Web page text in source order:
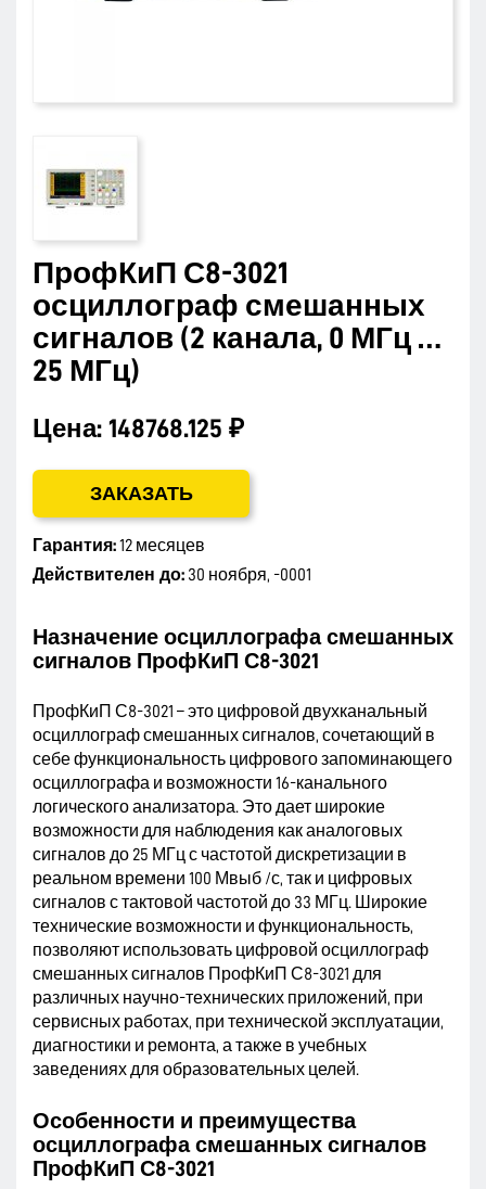
ПрофКиП С8-3021
осциллограф смешанных
сигналов (2 канала, 0 МГц …
25 МГц)
Цена: 148768.125 ₽
ЗАКАЗАТЬ
Гарантия:12 месяцев
Действителен до: 30 ноября, -0001
Назначение осциллографа смешанных
сигналов ПрофКиП С8-3021
ПрофКиП С8-3021 – это цифровой двухканальный
осциллограф смешанных сигналов, сочетающий в
себе функциональность цифрового запоминающего
осциллографа и возможности 16-канального
логического анализатора. Это дает широкие
возможности для наблюдения как аналоговых
сигналов до 25 МГц с частотой дискретизации в
реальном времени 100 Мвыб /с, так и цифровых
сигналов с тактовой частотой до 33 МГц. Широкие
технические возможности и функциональность,
позволяют использовать цифровой осциллограф
смешанных сигналов ПрофКиП С8-3021 для
различных научно-технических приложений, при
сервисных работах, при технической эксплуатации,
диагностики и ремонта, а также в учебных
заведениях для образовательных целей.
Особенности и преимущества
осциллографа смешанных сигналов
ПрофКиП С8-3021